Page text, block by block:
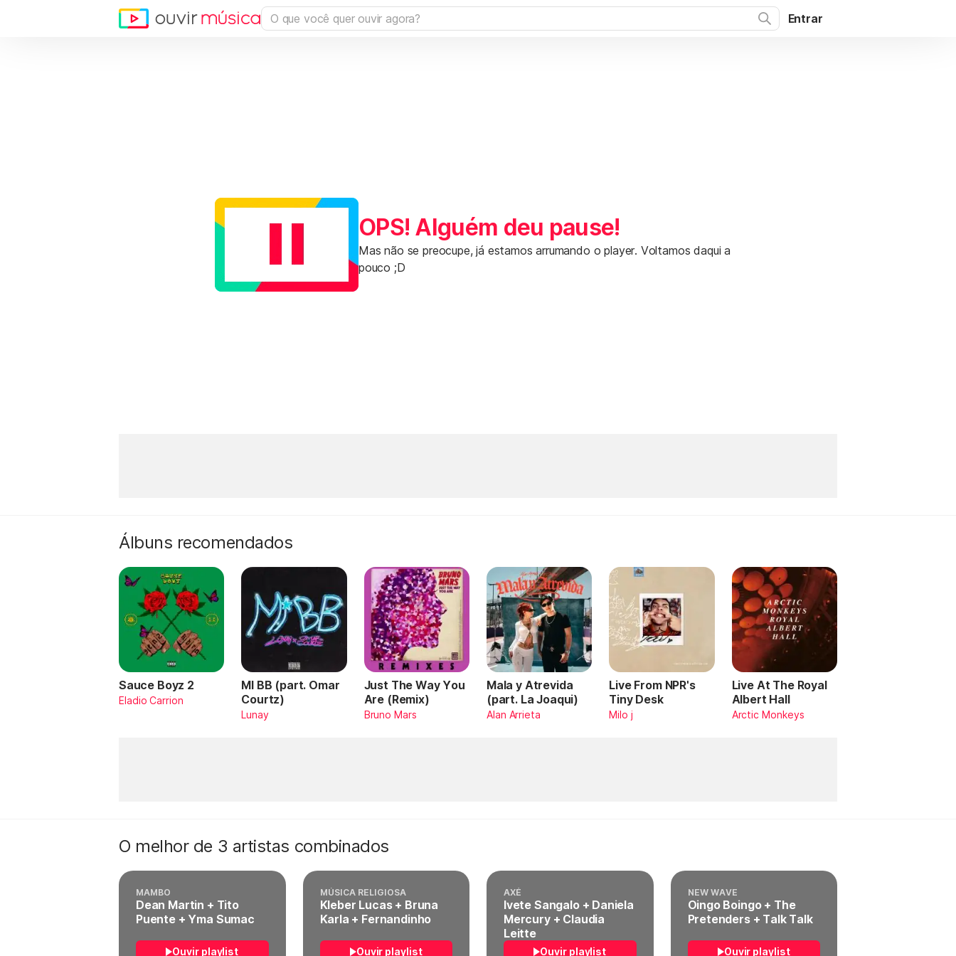
Entrar
OPS! Alguém deu pause!
Mas não se preocupe, já estamos arrumando o player. Voltamos daqui a
pouco ;D
Álbuns recomendados
Sauce Boyz 2
Eladio Carrion
MI BB (part. Omar
Courtz)
Lunay
Just The Way You
Are (Remix)
Bruno Mars
Mala y Atrevida
(part. La Joaqui)
Alan Arrieta
Live From NPR's
Tiny Desk
Milo j
Live At The Royal
Albert Hall
Arctic Monkeys
O melhor de 3 artistas combinados
MAMBO
Dean Martin + Tito
Puente + Yma Sumac
Ouvir playlist
MÚSICA RELIGIOSA
Kleber Lucas + Bruna
Karla + Fernandinho
Ouvir playlist
AXÉ
Ivete Sangalo + Daniela
Mercury + Claudia
Leitte
Ouvir playlist
NEW WAVE
Oingo Boingo + The
Pretenders + Talk Talk
Ouvir playlist